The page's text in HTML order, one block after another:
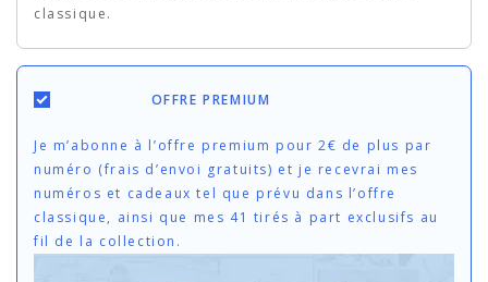
classique.
OFFRE PREMIUM
Je m’abonne à l’offre premium pour 2€ de plus par
numéro (frais d’envoi gratuits) et je recevrai mes
numéros et cadeaux tel que prévu dans l’offre
classique, ainsi que mes 41 tirés à part exclusifs au
fil de la collection.